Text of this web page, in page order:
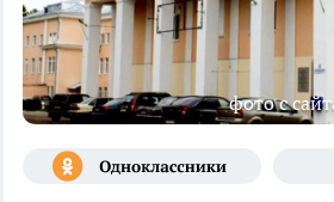
фото с